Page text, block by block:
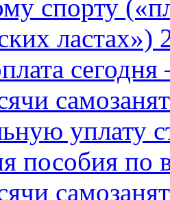
спорту
ластах»)
уплату
пособия по